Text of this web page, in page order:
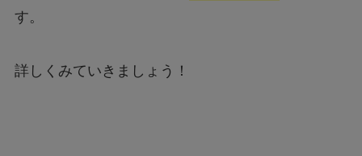
す。
詳しくみていきましょう！